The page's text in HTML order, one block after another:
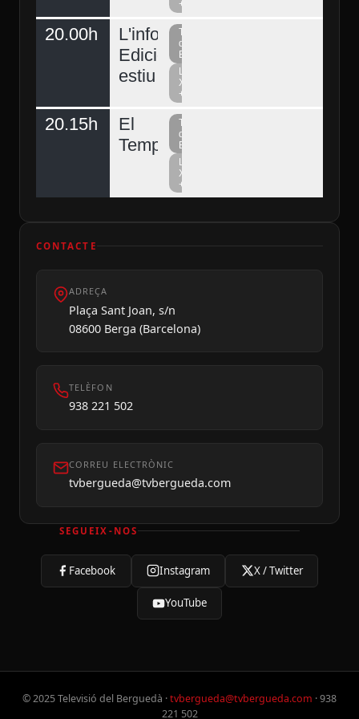
+
20.00h
L'informatiu
Edició
estiu
Televisió
del
Berguedà
La
Xarxa
+
20.15h
El
Temps
Televisió
del
Berguedà
La
Xarxa
+
CONTACTE
ADREÇA
Plaça Sant Joan, s/n
08600 Berga (Barcelona)
TELÈFON
938 221 502
CORREU ELECTRÒNIC
tvbergueda@tvbergueda.com
SEGUEIX-NOS
Facebook Instagram X / Twitter
YouTube
© 2025 Televisió del Berguedà ·tvbergueda@tvbergueda.com · 938
221 502